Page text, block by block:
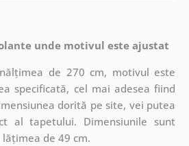
unde motivul este ajustat
de 270 cm, motivul este
specificată, cel mai adesea fiind
dorită pe site, vei putea
al tapetului. Dimensiunile sunt
lățimea de 49 cm.